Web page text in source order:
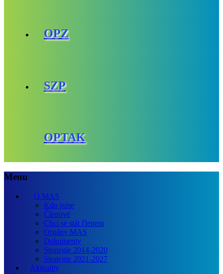
OPZ
SZP
OPTAK
Menu
O MAS
Kdo jsme
Členové
Chci se stát členem
Orgány MAS
Dokumenty
Strategie 2014-2020
Strategie 2021-2027
Aktuality